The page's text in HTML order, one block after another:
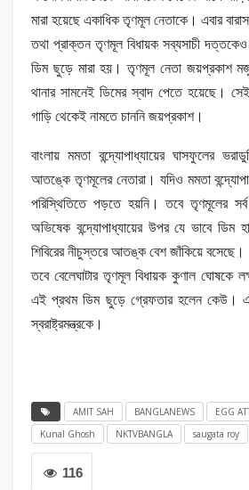
মারা হয়েছে একাধিক তৃণমূল নেতাকে। এবার
তথা প্রাক্তন তৃণমূল বিধায়ক সব্যসাচী দত্তকেও
ডিম ছুড়ে মারা হয়। তৃণমূল নেতা জয়প্রকাশ
থানার সামনেই ডিমের স্বাদ পেতে হয়েছে।
গাড়ি থেকেই নামতে চাননি জয়প্রকাশ।
বাংলায় মমতা বন্দ্যোপাধ্যায়ের ঘাসফুলের
আতঙ্কে তৃণমূলের নেতারা। যদিও মমতা
পরিস্থিতিতে পড়তে হয়নি। তবে তৃণমূলের
অভিষেক বন্দ্যোপাধ্যায়ের উপর যে ভাবে ডিম
শিবিরের নীচুস্তরে আতঙ্ক বেশ জাঁকিয়ে বসেছে।
তবে বেলেঘাটার তৃণমূল বিধায়ক কুণাল ঘোষকে
এই প্রথম ডিম ছুড়ে গ্রেফতার হলেন কেউ।
স্বরাষ্ট্রমন্ত্রকে।
AMIT SAH BANGLANEWS EGG
Kunal Ghosh
NKTVBANGLA saugata roy
116